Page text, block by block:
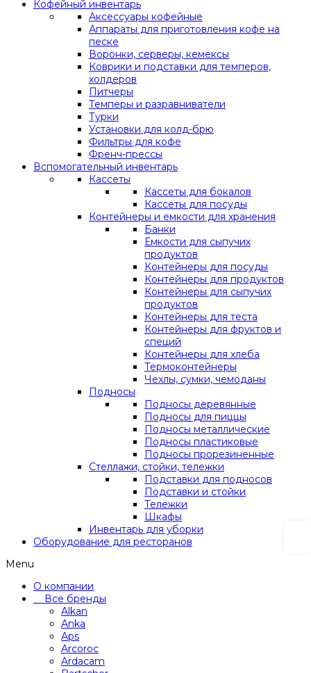
Кофейный инвентарь
Аксессуары кофейные
Аппараты для приготовления кофе на
песке
Воронки, серверы, кемексы
Коврики и подставки для темперов,
холдеров
Питчеры
Темперы и разравниватели
Турки
Установки для колд-брю
Фильтры для кофе
Френч-прессы
Вспомогательный инвентарь
Кассеты
Кассеты для бокалов
Кассеты для посуды
Контейнеры и емкости для хранения
Банки
Емкости для сыпучих
продуктов
Контейнеры для посуды
Контейнеры для продуктов
Контейнеры для сыпучих
продуктов
Контейнеры для теста
Контейнеры для фруктов и
специй
Контейнеры для хлеба
Термоконтейнеры
Чехлы, сумки, чемоданы
Подносы
Подносы деревянные
Подносы для пиццы
Подносы металлические
Подносы пластиковые
Подносы прорезиненные
Стеллажи, стойки, тележки
Подставки для подносов
Подставки и стойки
Тележки
Шкафы
Инвентарь для уборки
Оборудование для ресторанов
Menu
О компании
Все бренды
Alkan
Anka
Aps
Arcoroc
Ardacam